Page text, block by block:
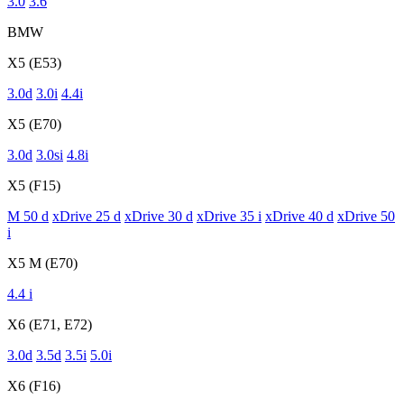
BMW
X5 (E53)
3.0d 3.0i 4.4i
X5 (E70)
3.0d 3.0si 4.8i
X5 (F15)
M 50 d xDrive 25 d xDrive 30 d xDrive 35 i xDrive 40 d xDrive 50
i
X5 M (E70)
4.4 i
X6 (E71, E72)
3.0d 3.5d 3.5i 5.0i
X6 (F16)